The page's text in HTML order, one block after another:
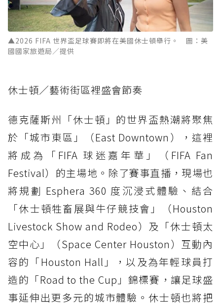
▲2026 FIFA 世界盃足球賽即將在美國休士頓舉行。 圖：美
國國家旅遊局／提供
休士頓／藝術街區裡盛會節奏
德克薩斯州「休士頓」的世界盃熱潮將聚焦
於「城市東區」（East Downtown），這裡
將成為「FIFA 球迷嘉年華」（FIFA Fan
Festival）的主場地。除了賽事直播，現場也
將規劃 Esphera 360 度沉浸式體驗、結合
「休士頓牲畜展與牛仔競技會」（Houston
Livestock Show and Rodeo）及「休士頓太
空中心」（Space Center Houston）互動內
容的「Houston Hall」，以及為年輕球員打
造的「Road to the Cup」錦標賽，讓足球盛
事延伸出更多元的城市體驗。休士頓也將把